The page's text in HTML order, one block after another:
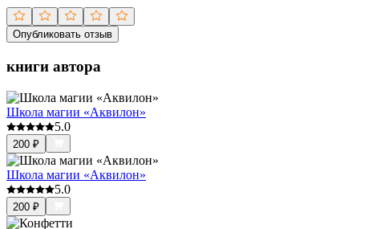
Опубликовать отзыв
книги автора
Школа магии «Аквилон»
5.0
200 ₽
Школа магии «Аквилон»
5.0
200 ₽